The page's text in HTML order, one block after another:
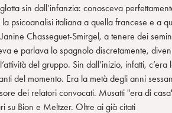
sin dall’infanzia: conosceva
psicoanalisi italiana a quella francese e a
Chasseguet-Smirgel, a tenere dei
e parlava lo spagnolo discretamente,
del gruppo. Sin dall’inizio, infatti, c’era
del momento. Era la metà degli anni
dei relatori convocati. Musatti "era di
su Bion e Meltzer. Oltre ai già citati